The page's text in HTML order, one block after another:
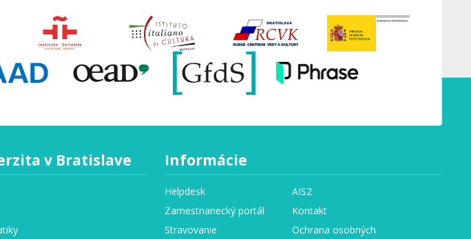
v Bratislave Informácie
Helpdesk
Zamestnanecký portál
Stravovanie
AIS2
Kontakt
Ochrana osobných